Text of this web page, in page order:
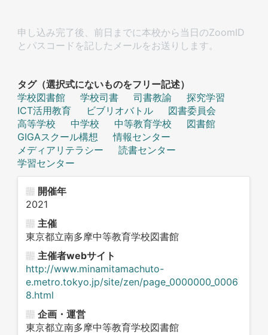
申し込み完了後、前日までに本校から当日のZoomID
とパスコードを記したメールをお送りします。
タグ（選択式にないものをフリー記述）
学校図書館
学校司書 司書教諭
探究学習
ICT活用教育
ビブリオバトル
図書委員会
高等学校
中学校 中等教育学校
図書館
GIGAスクール構想
情報センター
メディアリテラシー
読書センター
学習センター
開催年
2021
主催
東京都立南多摩中等教育学校図書館
主催者webサイト
http://www.minamitamachuto-
e.metro.tokyo.jp/site/zen/page_0000000_0006
8.html
企画・運営
東京都立南多摩中等教育学校図書館